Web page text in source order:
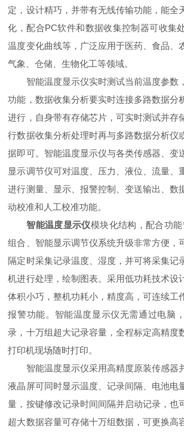
定，设计精巧，并带有无线传输功能，能全
化，配合PC软件和数据收集控制器可收集
温度变化曲线等，广泛应用于医药、食品、
气象、仓储、生物化工等领域。
智能温度显示仪实时测试当前温度参数
功能，数据收集分析要实时连接多路数据分
进行，自身带有存储芯片，可实时测试并存
行数据收集分析处理时再与多路数据分析仪
据即可。智能温度显示仪与各类传感器、变
显示调节仪可对温度、压力、液位、流量、
进行测量、显示、报警控制、变送输出、数
动校准和人工校准功能。
智能温度显示仪模块化结构，配合功
组合、智能显示调节仪系统升级非常方便，
隔定时采集记录温度、湿度，并可将采集记
机进行处理，绘制图表。采用低功耗技术设
体积小巧，整机功耗小，精度高，可连续工
报警功能。智能温度显示仪无需通过电脑
录，十万组超大记录容量，全程标定高精度
打印机现场随时打印。
智能温度显示仪采用高精度原装传感器
液晶屏可同时显示温度、记录间隔、电池电
量，按键修改记录时间间隔并启动记录，也
超大数据容量可存储十万组数据，可更换高